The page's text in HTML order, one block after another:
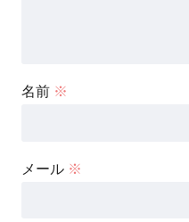
名前 ※
メール ※